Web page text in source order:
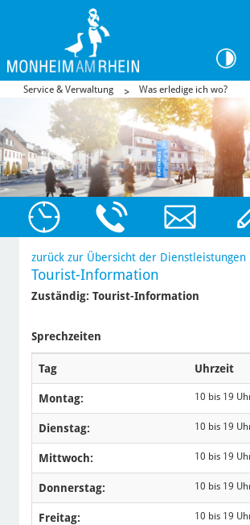
Service & Verwaltung Was erledige ich wo?
zurück zur Übersicht der Dienstleistungen
Tourist-Information
Zuständig: Tourist-Information
Sprechzeiten
Tag Uhrzeit
Montag: 10 bis 19
Dienstag: 10 bis 19
Mittwoch: 10 bis 19
Donnerstag: 10 bis 19
Freitag: 10 bis 19